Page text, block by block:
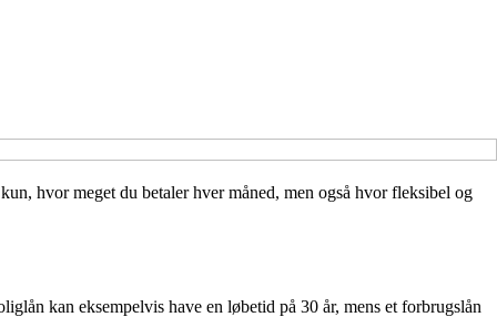
hvor meget du betaler hver måned, men også hvor fleksibel og
kan eksempelvis have en løbetid på 30 år, mens et forbrugslån